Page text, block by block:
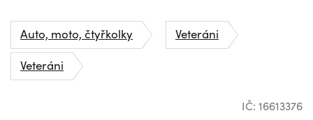
Auto, moto, čtyřkolky
Veteráni
Veteráni
IČ: 16613376